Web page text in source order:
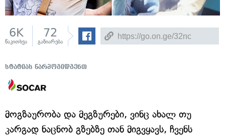
6K
წაკითხვა
72
გაზიარება
სტატიას წარმოგიდგენთ
მოგზაურობა და მეგზურები, ვინც ახალ თუ
კარგად ნაცნობ გზებზე თან მიგვყავს, ჩვენს